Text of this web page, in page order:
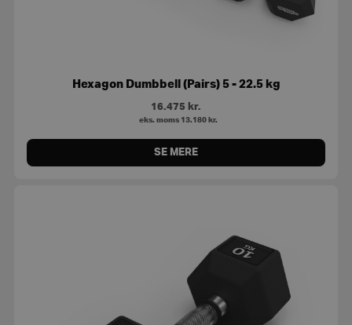
Hexagon Dumbbell (Pairs) 5 - 22.5 kg
16.475 kr.
eks. moms 13.180 kr.
SE MERE